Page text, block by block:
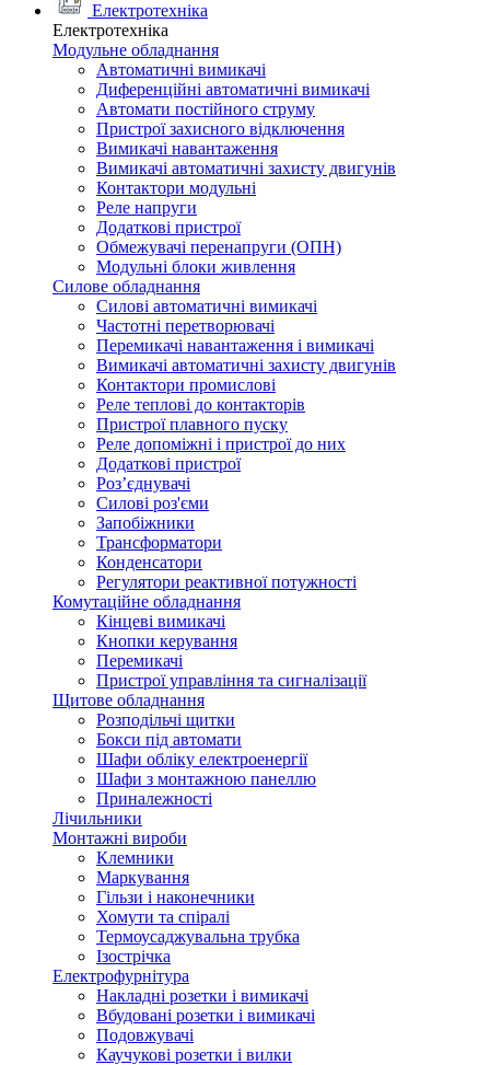
Електротехніка
Електротехніка
Модульне обладнання
Автоматичні вимикачі
Диференційні автоматичні вимикачі
Автомати постійного струму
Пристрої захисного відключення
Вимикачі навантаження
Вимикачі автоматичні захисту двигунів
Контактори модульні
Реле напруги
Додаткові пристрої
Обмежувачі перенапруги (ОПН)
Модульні блоки живлення
Силове обладнання
Силові автоматичні вимикачі
Частотні перетворювачі
Перемикачі навантаження і вимикачі
Вимикачі автоматичні захисту двигунів
Контактори промислові
Реле теплові до контакторів
Пристрої плавного пуску
Реле допоміжні і пристрої до них
Додаткові пристрої
Роз’єднувачі
Силові роз'єми
Запобіжники
Трансформатори
Конденсатори
Регулятори реактивної потужності
Комутаційне обладнання
Кінцеві вимикачі
Кнопки керування
Перемикачі
Пристрої управління та сигналізації
Щитове обладнання
Розподільчі щитки
Бокси під автомати
Шафи обліку електроенергії
Шафи з монтажною панеллю
Приналежності
Лічильники
Монтажні вироби
Клемники
Маркування
Гільзи і наконечники
Хомути та спіралі
Термоусаджувальна трубка
Ізострічка
Електрофурнітура
Накладні розетки і вимикачі
Вбудовані розетки і вимикачі
Подовжувачі
Каучукові розетки і вилки